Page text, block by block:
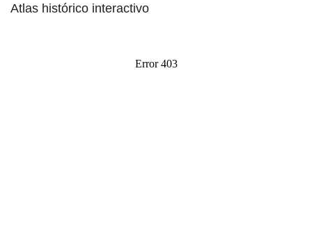
Atlas histórico interactivo